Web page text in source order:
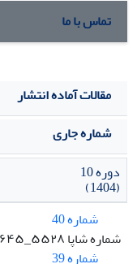
تماس با ما
مقالات آماده انتشار
شماره جاری
دوره 10
(1404)
شماره 40
شماره شاپا ۵۵۲۸_۲۶۴۵
شماره 39